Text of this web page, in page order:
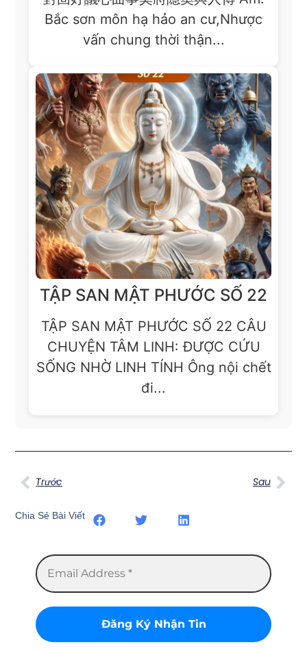
Bắc sơn môn hạ hảo an cư,Nhược
vấn chung thời thận...
TẬP SAN MẬT PHƯỚC SỐ 22
TẬP SAN MẬT PHƯỚC SỐ 22 CÂU
CHUYỆN TÂM LINH: ĐƯỢC CỨU
SỐNG NHỜ LINH TÍNH Ông nội chết
đi...
Trước Sau
Chia Sẻ Bài Viết